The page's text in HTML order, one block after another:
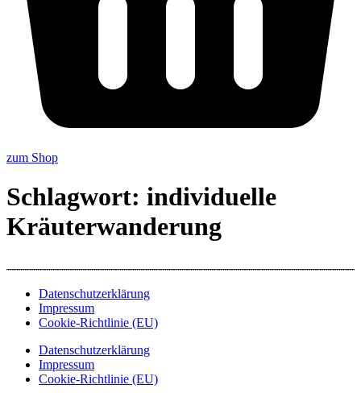
zum Shop
Schlagwort: individuelle
Kräuterwanderung
Datenschutzerklärung
Impressum
Cookie-Richtlinie (EU)
Datenschutzerklärung
Impressum
Cookie-Richtlinie (EU)